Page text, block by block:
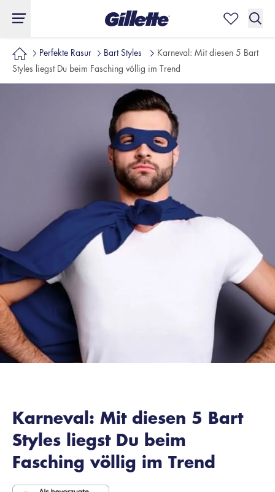
Perfekte Rasur Bart Styles
Karneval: Mit diesen 5 Bart
Styles liegst Du beim Fasching völlig im Trend
Karneval: Mit diesen 5 Bart
Styles liegst Du beim
Fasching völlig im Trend